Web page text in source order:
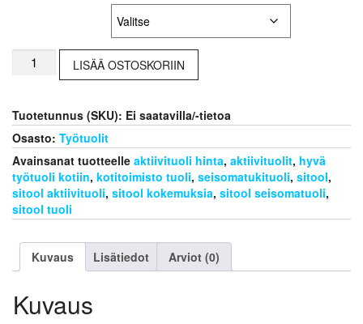
Aktiivituoli
seisomatuoli
kotiin
määrä
LISÄÄ OSTOSKORIIN
Tuotetunnus (SKU): Ei saatavilla/-tietoa
Osasto: Työtuolit
Avainsanat tuotteelle aktiivituoli hinta, aktiivituolit, hyvä
työtuoli kotiin, kotitoimisto tuoli, seisomatukituoli, sitool,
sitool aktiivituoli, sitool kokemuksia, sitool seisomatuoli,
sitool tuoli
Kuvaus Lisätiedot Arviot (0)
Kuvaus